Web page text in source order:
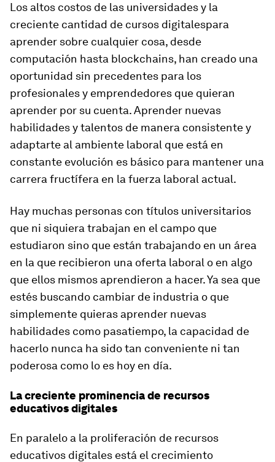
Los altos costos de las universidades y la
creciente cantidad de cursos digitalespara
aprender sobre cualquier cosa, desde
computación hasta blockchains, han creado una
oportunidad sin precedentes para los
profesionales y emprendedores que quieran
aprender por su cuenta. Aprender nuevas
habilidades y talentos de manera consistente y
adaptarte al ambiente laboral que está en
constante evolución es básico para mantener una
carrera fructífera en la fuerza laboral actual.
Hay muchas personas con títulos universitarios
que ni siquiera trabajan en el campo que
estudiaron sino que están trabajando en un área
en la que recibieron una oferta laboral o en algo
que ellos mismos aprendieron a hacer. Ya sea que
estés buscando cambiar de industria o que
simplemente quieras aprender nuevas
habilidades como pasatiempo, la capacidad de
hacerlo nunca ha sido tan conveniente ni tan
poderosa como lo es hoy en día.
La creciente prominencia de recursos
educativos digitales
En paralelo a la proliferación de recursos
educativos digitales está el crecimiento